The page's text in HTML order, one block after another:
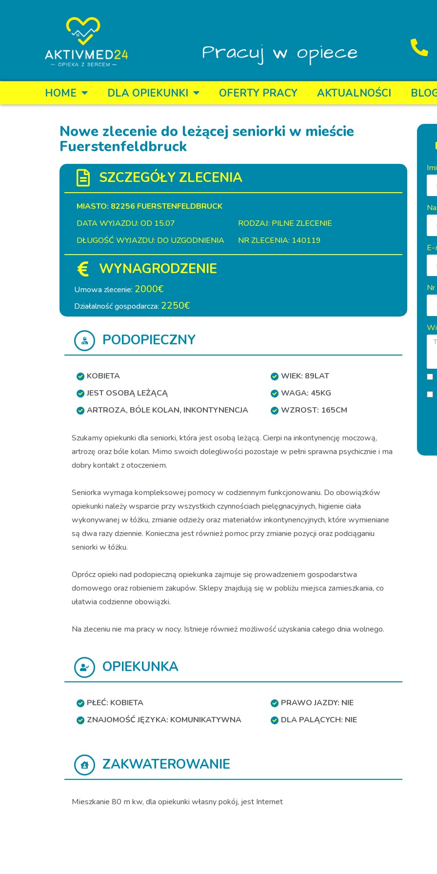
Pracuj w opiece
HOME DLA OPIEKUNKI OFERTY PRACY AKTUALNOŚCI
Nowe zlecenie do leżącej seniorki w mieście
Fuerstenfeldbruck
SZCZEGÓŁY ZLECENIA
MIASTO: 82256 FUERSTENFELDBRUCK
DATA WYJAZDU: OD 15.07
RODZAJ: PILNE ZLECENIE
DŁUGOŚĆ WYJAZDU: DO UZGODNIENIA
NR ZLECENIA: 140119
WYNAGRODZENIE
Umowa zlecenie: 2000€
Działalność gospodarcza: 2250€
PODOPIECZNY
KOBIETA
JEST OSOBĄ LEŻĄCĄ
ARTROZA, BÓLE KOLAN, INKONTYNENCJA
WIEK: 89LAT
WAGA: 45KG
WZROST: 165CM
Szukamy opiekunki dla seniorki, która jest osobą leżącą. Cierpi na inkontynencję moczową,
artrozę oraz bóle kolan. Mimo swoich dolegliwości pozostaje w pełni sprawna psychicznie i ma
dobry kontakt z otoczeniem.
Seniorka wymaga kompleksowej pomocy w codziennym funkcjonowaniu. Do obowiązków
opiekunki należy wsparcie przy wszystkich czynnościach pielęgnacyjnych, higienie ciała
wykonywanej w łóżku, zmianie odzieży oraz materiałów inkontynencyjnych, które wymieniane
są dwa razy dziennie. Konieczna jest również pomoc przy zmianie pozycji oraz podciąganiu
seniorki w łóżku.
Oprócz opieki nad podopieczną opiekunka zajmuje się prowadzeniem gospodarstwa
domowego oraz robieniem zakupów. Sklepy znajdują się w pobliżu miejsca zamieszkania, co
ułatwia codzienne obowiązki.
Na zleceniu nie ma pracy w nocy. Istnieje również możliwość uzyskania całego dnia wolnego.
OPIEKUNKA
PŁEĆ: KOBIETA
ZNAJOMOŚĆ JĘZYKA: KOMUNIKATYWNA
PRAWO JAZDY: NIE
DLA PALĄCYCH: NIE
ZAKWATEROWANIE
Mieszkanie 80 m kw, dla opiekunki własny pokój, jest Internet